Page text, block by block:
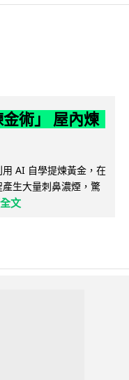
術」 屋內煉
AI 自學提煉黃金，在
生大量刺鼻濃煙，驚
文